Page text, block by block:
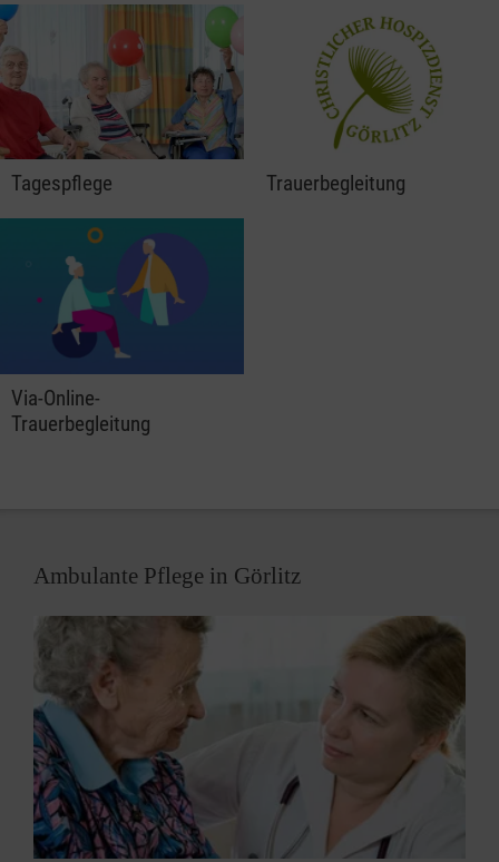
Tagespflege Trauerbegleitung
Via-Online-
Trauerbegleitung
Ambulante Pflege in Görlitz